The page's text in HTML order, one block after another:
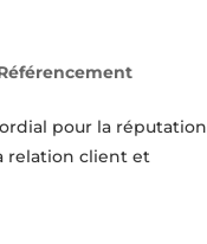
pour la réputation
relation client et